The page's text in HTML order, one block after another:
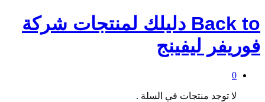
Back to دليلك لمنتجات شركة
فوريفر ليفينج
0
لا توجد منتجات في السلة .